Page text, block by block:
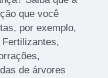
que você
por exemplo,
de árvores